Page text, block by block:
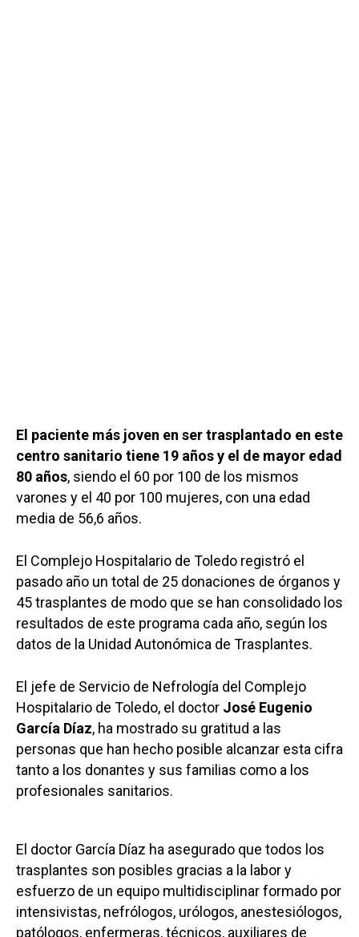
El paciente más joven en ser trasplantado en este
centro sanitario tiene 19 años y el de mayor edad
80 años, siendo el 60 por 100 de los mismos
varones y el 40 por 100 mujeres, con una edad
media de 56,6 años.
El Complejo Hospitalario de Toledo registró el
pasado año un total de 25 donaciones de órganos y
45 trasplantes de modo que se han consolidado los
resultados de este programa cada año, según los
datos de la Unidad Autonómica de Trasplantes.
El jefe de Servicio de Nefrología del Complejo
Hospitalario de Toledo, el doctor José Eugenio
García Díaz, ha mostrado su gratitud a las
personas que han hecho posible alcanzar esta cifra
tanto a los donantes y sus familias como a los
profesionales sanitarios.
El doctor García Díaz ha asegurado que todos los
trasplantes son posibles gracias a la labor y
esfuerzo de un equipo multidisciplinar formado por
intensivistas, nefrólogos, urólogos, anestesiólogos,
patólogos, enfermeras, técnicos, auxiliares de